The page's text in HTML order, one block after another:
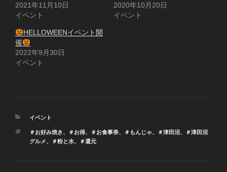
2021年11月10日
イベント
2020年10月20日
イベント
HELLOWEENイベント開
催
2022年9月30日
イベント
カ
ゴ
リ
イベント
タ
グ
＃お好み焼き 、 ＃お得、 ＃お食事券、 ＃もんじゃ、 ＃津田沼、
＃津田沼
グルメ、 ＃粉と水、 ＃還元